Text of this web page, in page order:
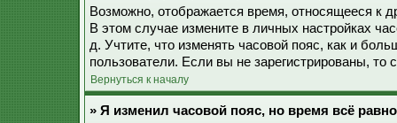
Возможно, отображается время, относящееся к
В этом случае измените в личных настройках
д. Учтите, что изменять часовой пояс, как и
пользователи. Если вы не зарегистрированы, то
Вернуться к началу
» Я изменил часовой пояс, но время всё